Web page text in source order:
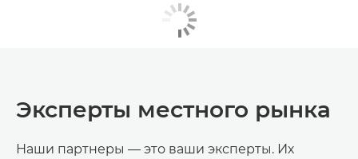
Эксперты местного рынка
Наши партнеры — это ваши эксперты. Их